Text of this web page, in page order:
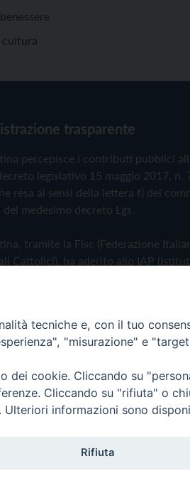
cultura
trasparente
percepisce i contributi pubblici
legislativo 15 maggio 2017, n.
resa ai sensi della lettera f) del
medesimo decreto Lgs.
tramite la Fisc (Federazione
Cattolici), ha aderito allo IAP
Cookie Policy
tecniche e, con il tuo
"misurazione" e
dei cookie. Cliccando su
Cliccando su "rifiuta" o
informazioni sono
Rifiuta